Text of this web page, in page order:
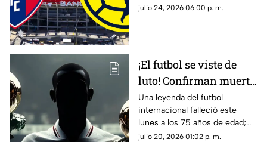
disfruta del partido totalmente
julio 24, 2026 06:00 p. m.
¡El futbol se viste de
luto! Confirman muerte
de una LEYENDA que
conquistó el Balón de
Oro 2 veces
Una leyenda del futbol
internacional falleció este
lunes a los 75 años de edad;
entérate de quién se trata y su
julio 20, 2026 01:02 p. m.